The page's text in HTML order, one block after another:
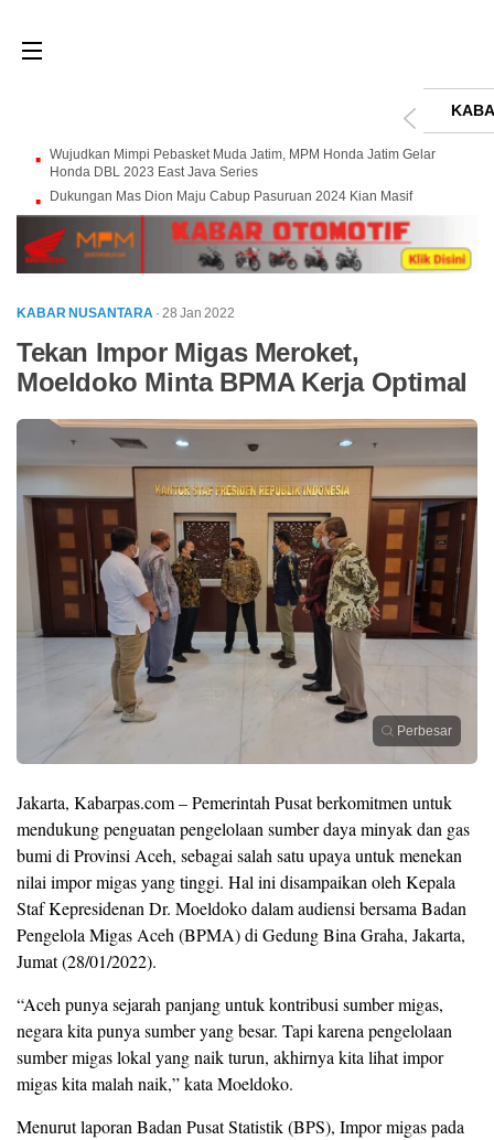
Wujudkan Mimpi Pebasket Muda Jatim, MPM Honda Jatim Gelar
Honda DBL 2023 East Java Series
Dukungan Mas Dion Maju Cabup Pasuruan 2024 Kian Masif
KABAR NUSANTARA · 28 Jan 2022
Tekan Impor Migas Meroket,
Moeldoko Minta BPMA Kerja Optimal
Perbesar
Jakarta, Kabarpas.com – Pemerintah Pusat berkomitmen untuk
mendukung penguatan pengelolaan sumber daya minyak dan gas
bumi di Provinsi Aceh, sebagai salah satu upaya untuk menekan
nilai impor migas yang tinggi. Hal ini disampaikan oleh Kepala
Staf Kepresidenan Dr. Moeldoko dalam audiensi bersama Badan
Pengelola Migas Aceh (BPMA) di Gedung Bina Graha, Jakarta,
Jumat (28/01/2022).
“Aceh punya sejarah panjang untuk kontribusi sumber migas,
negara kita punya sumber yang besar. Tapi karena pengelolaan
sumber migas lokal yang naik turun, akhirnya kita lihat impor
migas kita malah naik,” kata Moeldoko.
Menurut laporan Badan Pusat Statistik (BPS), Impor migas pada